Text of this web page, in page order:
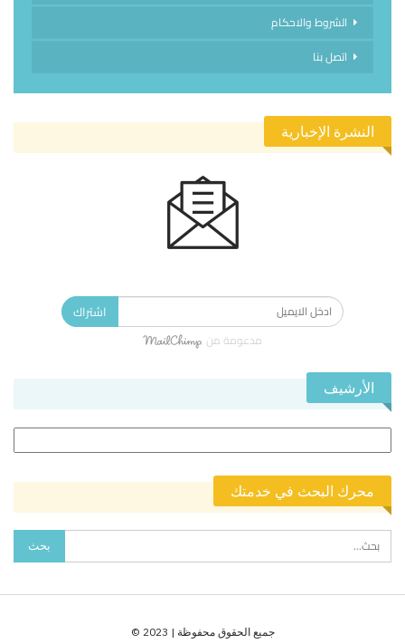
الشروط والاحكام
اتصل بنا
النشرة الإخبارية
اشتراك
مدعومة من
الأرشيف
محرك البحث في خدمتك
جميع الحقوق محفوظة | 2023 ©